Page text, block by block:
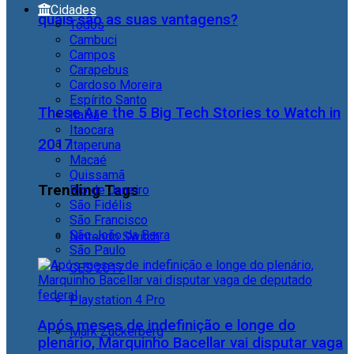
quais são as suas vantagens?
These Are the 5 Big Tech Stories to Watch in
2017
Trending Tags
Nintendo Switch
CES 2017
Playstation 4 Pro
Mark Zuckerberg
Cidades
Todos
Cambuci
Campos
Carapebus
Cardoso Moreira
Espírito Santo
Italva
Itaocara
Itaperuna
Macaé
Quissamã
Rio de Janeiro
São Fidélis
São Francisco
São João da Barra
São Paulo
Após meses de indefinição e longe do
plenário, Marquinho Bacellar vai disputar vaga